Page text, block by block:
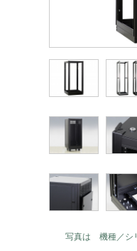
写真は 機種／シ